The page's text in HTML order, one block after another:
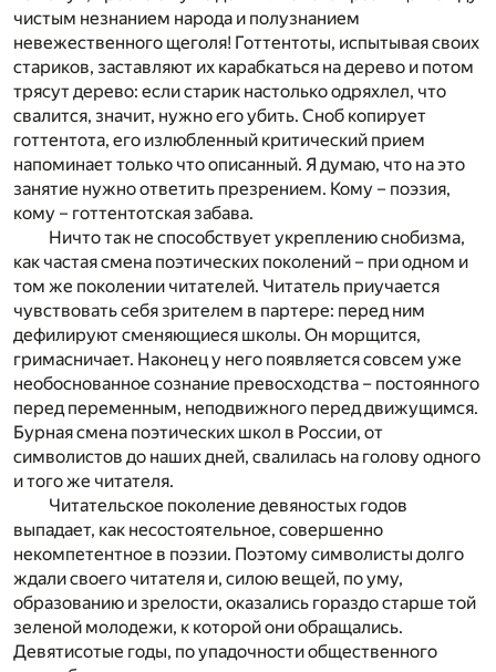
чистым незнанием народа и полузнанием
невежественного щеголя! Готтентоты, испытывая своих
стариков, заставляют их карабкаться на дерево и потом
трясут дерево: если старик настолько одряхлел, что
свалится, значит, нужно его убить. Сноб копирует
готтентота, его излюбленный критический прием
напоминает только что описанный. Я думаю, что на это
занятие нужно ответить презрением. Кому – поэзия,
кому – готтентотская забава.
Ничто так не способствует укреплению снобизма,
как частая смена поэтических поколений – при одном и
том же поколении читателей. Читатель приучается
чувствовать себя зрителем в партере: перед ним
дефилируют сменяющиеся школы. Он морщится,
гримасничает. Наконец у него появляется совсем уже
необоснованное сознание превосходства – постоянного
перед переменным, неподвижного перед движущимся.
Бурная смена поэтических школ в России, от
символистов до наших дней, свалилась на голову одного
и того же читателя.
Читательское поколение девяностых годов
выпадает, как несостоятельное, совершенно
некомпетентное в поэзии. Поэтому символисты долго
ждали своего читателя и, силою вещей, по уму,
образованию и зрелости, оказались гораздо старше той
зеленой молодежи, к которой они обращались.
Девятисотые годы, по упадочности общественного